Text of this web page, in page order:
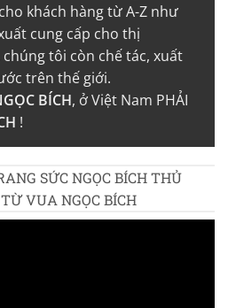
khách hàng từ A-Z như
cung cấp cho thị
tôi còn chế tác, xuất
trên thế giới.
BÍCH, ở Việt Nam PHẢI
!
SỨC NGỌC BÍCH THỦ
TỪ VUA NGỌC BÍCH